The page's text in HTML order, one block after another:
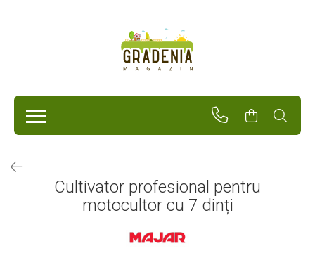
Tractorașe de cosit iarba
Masini de tuns iarba
Roabe
Pompe de apă
Cultivator profesional pentru
motocultor cu 7 dinți